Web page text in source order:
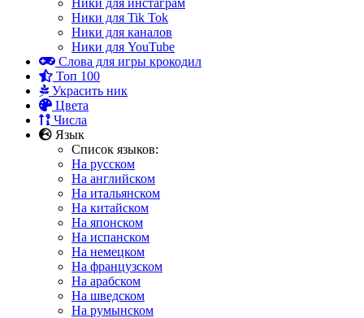
Ники для инстаграм
Ники для Tik Tok
Ники для каналов
Ники для YouTube
Слова для игры крокодил
Топ 100
Украсить ник
Цвета
Числа
Язык
Список языков:
На русском
На английском
На итальянском
На китайском
На японском
На испанском
На немецком
На французском
На арабском
На шведском
На румынском